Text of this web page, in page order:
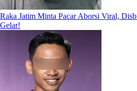
Raka Jatim Minta Pacar Aborsi Viral,
Gelar!